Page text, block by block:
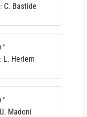
C. Bastide
L. Herlem
U. Madoni